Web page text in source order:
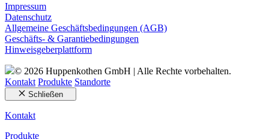
Impressum
Datenschutz
Allgemeine Geschäftsbedingungen (AGB)
Geschäfts- & Garantiebedingungen
Hinweisgeberplattform
© 2026 Huppenkothen GmbH | Alle Rechte vorbehalten.
Kontakt Produkte Standorte
Schließen
Kontakt
Produkte